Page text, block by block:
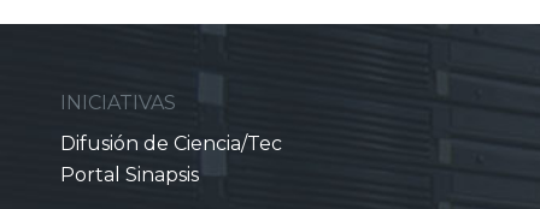
INICIATIVAS
Difusión de Ciencia/Tec
Portal Sinapsis